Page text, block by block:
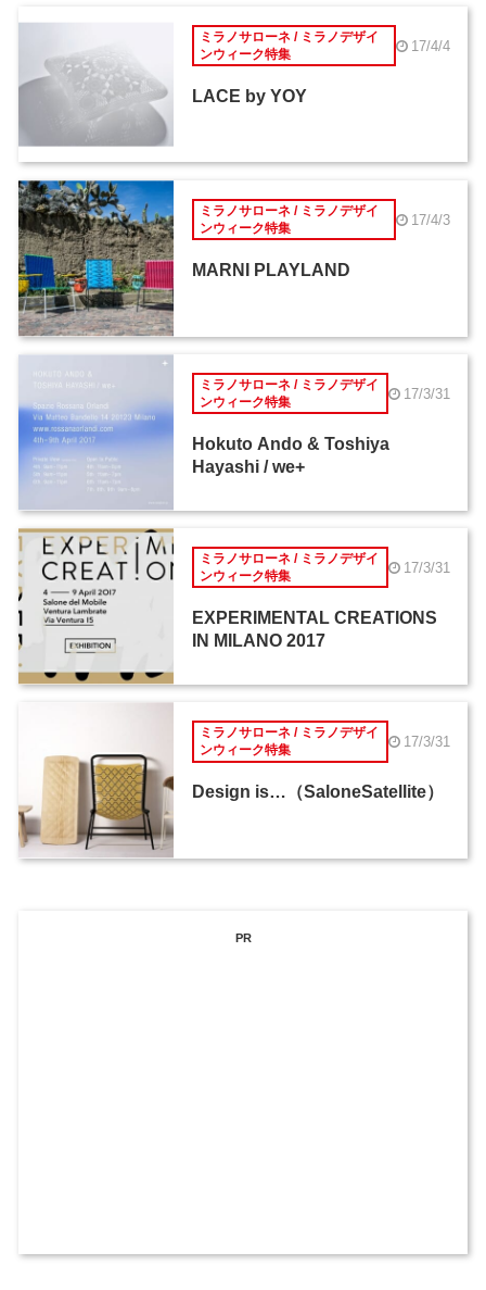
ミラノサローネ / ミラノデザイ
ンウィーク特集
17/4/4
LACE by YOY
ミラノサローネ / ミラノデザイ
ンウィーク特集
17/4/3
MARNI PLAYLAND
ミラノサローネ / ミラノデザイ
ンウィーク特集
17/3/31
Hokuto Ando & Toshiya
Hayashi / we+
ミラノサローネ / ミラノデザイ
ンウィーク特集
17/3/31
EXPERIMENTAL CREATIONS
IN MILANO 2017
ミラノサローネ / ミラノデザイ
ンウィーク特集
17/3/31
Design is…（SaloneSatellite）
PR